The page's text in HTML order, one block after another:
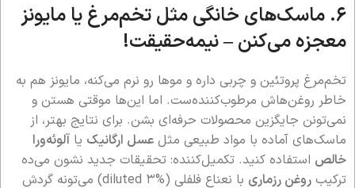
۶. ماسک‌های خانگی مثل تخم‌مرغ یا مایونز
معجزه می‌کنن –نیمه‌حقیقت!
تخم‌مرغ پروتئین و چربی داره و موها رو نرم می‌کنه، مایونز هم به
خاطر روغن‌هاش مرطوب‌کننده‌ست. اما این‌ها موقتی هستن و
نمی‌تونن جایگزین محصولات حرفه‌ای بشن. برای نتایج بهتر، از
ماسک‌های آماده با مواد طبیعی مثل عسل ارگانیک یا آلوئه‌ورا
خالص استفاده کنید. تکمیل‌کننده: تحقیقات جدید نشون می‌ده
ترکیب روغن رزماری با نعناع فلفلی (diluted ۳%) می‌تونه گردش